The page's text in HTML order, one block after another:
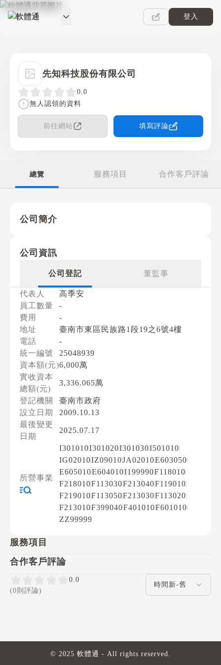
軟體通
登入
先知科技股份有限公司
0.0
無人認領的資料
前往網站 填寫評論
總覽 服務項目 合作客戶評論
公司簡介
公司資訊
公司登記 董監事
代表人
高季安
員工數量
-
費用
-
地址
臺南市東區民族路1段19之6號4樓
電話
-
統一編號
25048939
資本額(元)6,000萬
實收資本
總額(元)
3,336.065萬
登記機關
臺南市政府
設立日期
2009.10.13
最後變更
日期
2025.07.17
所營事業
I301010I301020I301030I501010
IG02010IZ09010JA02010E603050
E605010E604010I199990F118010
F218010F113030F213040F119010
F219010F113050F213030F113020
F213010F399040F401010F601010
ZZ99999
服務項目
合作客戶評論
0.0
(0則評論)
評論排序
© 2025 軟體通 - All rights reserved.